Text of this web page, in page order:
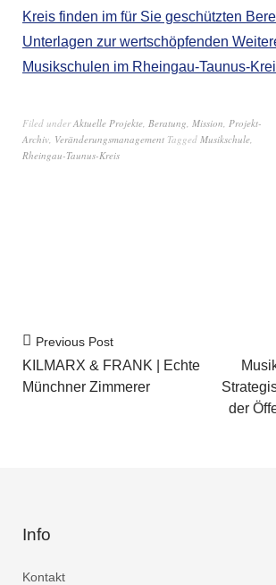
Kreis finden im für Sie geschützten
Unterlagen zur wertschöpfenden
Musikschulen im Rheingau-Taunus-
Filed underAktuelle Projekte, Beratung, Mission, Projekt-
Archiv, Veränderungsmanagement Tagged Musikschule,
Rheingau-Taunus-Kreis
Previous Post
KILMARX & FRANK | Echte
Münchner Zimmerer
der
Info
Kontakt